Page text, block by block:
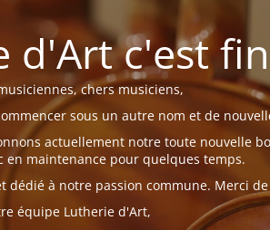
d'Art c'est
chers musiciens,
sous un autre nom et de
actuellement notre toute nouvelle
en maintenance pour quelques temps.
dédié à notre passion commune. Merci
équipe Lutherie d'Art,